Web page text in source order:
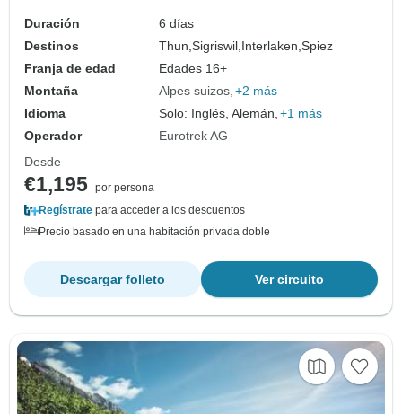
Duración
6 días
Destinos
Thun,Sigriswil, Interlaken,Spiez
Franja de edad
Edades 16+
Montaña
Alpes suizos +2 más
Idioma
Solo: Inglés, Alemán, +1 más
Operador
Eurotrek AG
Desde
€1,195 por persona
Regístrate para acceder a los descuentos
Precio basado en una habitación privada doble
Ver circuito
Descargar folleto